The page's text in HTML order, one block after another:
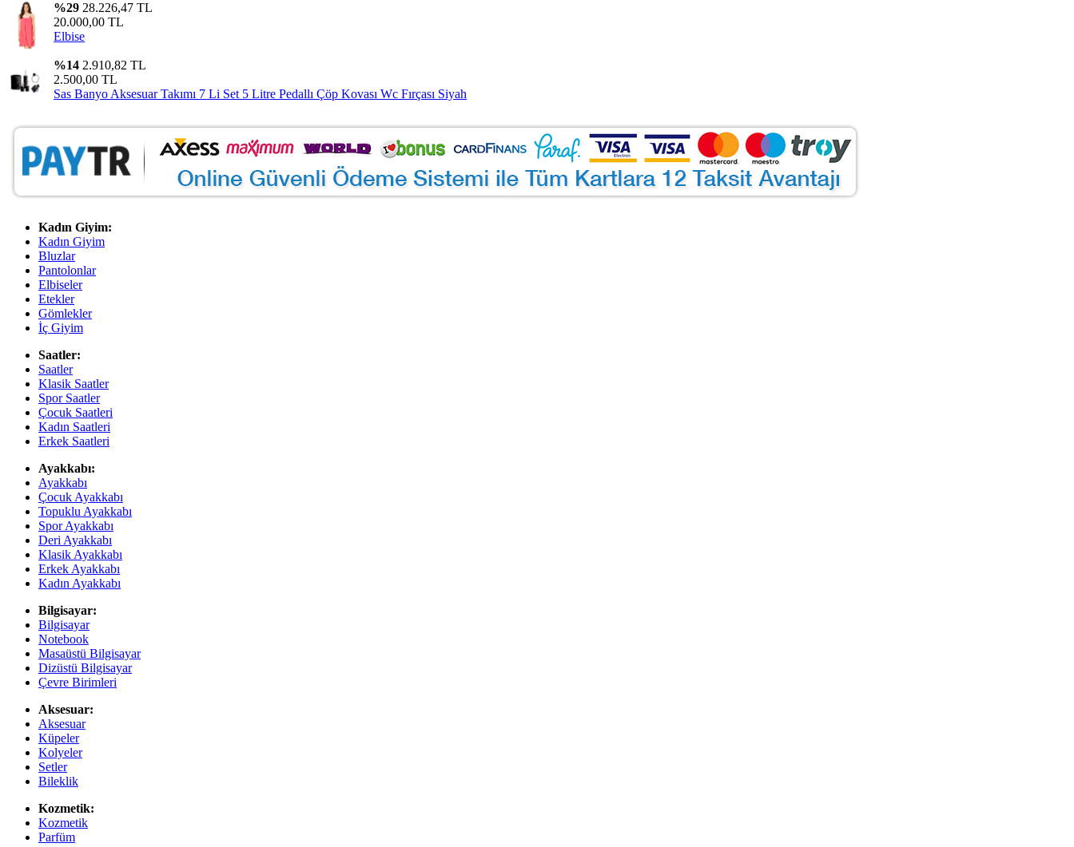
%29 28.226,47 TL
20.000,00 TL
Elbise
%14 2.910,82 TL
2.500,00 TL
Sas Banyo Aksesuar Takımı 7 Li Set 5 Litre Pedallı Çöp Kovası Wc Fırçası Siyah
Kadın Giyim:
Kadın Giyim
Bluzlar
Pantolonlar
Elbiseler
Etekler
Gömlekler
İç Giyim
Saatler:
Saatler
Klasik Saatler
Spor Saatler
Çocuk Saatleri
Kadın Saatleri
Erkek Saatleri
Ayakkabı:
Ayakkabı
Çocuk Ayakkabı
Topuklu Ayakkabı
Spor Ayakkabı
Deri Ayakkabı
Klasik Ayakkabı
Erkek Ayakkabı
Kadın Ayakkabı
Bilgisayar:
Bilgisayar
Notebook
Masaüstü Bilgisayar
Dizüstü Bilgisayar
Çevre Birimleri
Aksesuar:
Aksesuar
Küpeler
Kolyeler
Setler
Bileklik
Kozmetik:
Kozmetik
Parfüm